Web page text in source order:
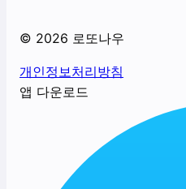
© 2026 로또나우
개인정보처리방침
앱 다운로드